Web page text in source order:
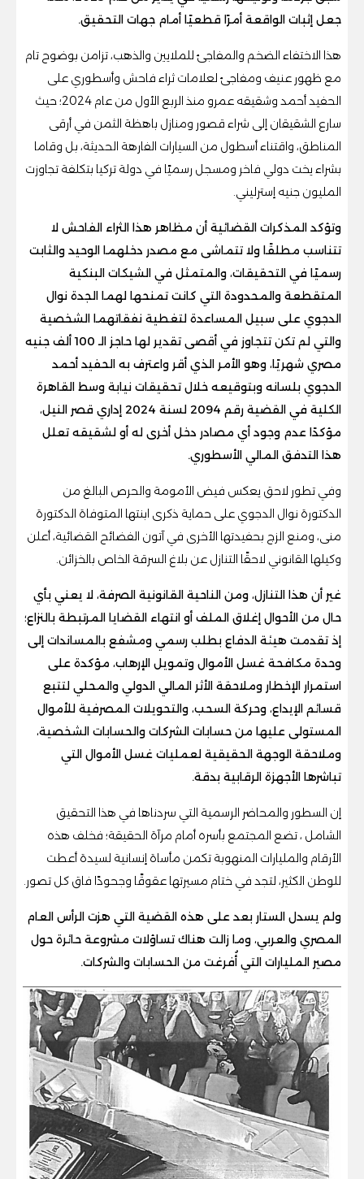
جعل إثبات الواقعة أمرًا قطعيًا أمام جهات التحقيق.
هذا الاختفاء الضخم والمفاجئ للملايين والذهب، تزامن بوضوح تام
مع ظهور عنيف ومفاجئ لعلامات ثراء فاحش وأسطوري على
الحفيد أحمد وشقيقه عمرو منذ الربع الأول من عام 2024؛ حيث
سارع الشقيقان إلى شراء قصور ومنازل باهظة الثمن في أرقى
المناطق، واقتناء أسطول من السيارات الفارهة الحديثة، بل وقاما
بشراء يخت دولي فاخر ومسجل رسميًا في دولة تركيا بتكلفة تجاوزت
المليون جنيه إسترليني.
وتؤكد المذكرات القضائية أن مظاهر هذا الثراء الفاحش لا
تتناسب مطلقًا ولا تتماشى مع مصدر دخلهما الوحيد والثابت
رسميًا في التحقيقات، والمتمثل في الشيكات البنكية
المتقطعة والمحدودة التي كانت تمنحها لهما الجدة نوال
الدجوي على سبيل المساعدة لتغطية نفقاتهما الشخصية
والتي لم تكن تتجاوز في أقصى تقدير لها حاجز الـ 100 ألف جنيه
مصري شهريًا، وهو الأمر الذي أقر واعترف به الحفيد أحمد
الدجوي بلسانه وبتوقيعه خلال تحقيقات نيابة وسط القاهرة
الكلية في القضية رقم 2094 لسنة 2024 إداري قصر النيل،
مؤكدًا عدم وجود أي مصادر دخل أخرى له أو لشقيقه تعلل
هذا التدفق المالي الأسطوري.
وفي تطور لاحق يعكس فيض الأمومة والحرص البالغ من
الدكتورة نوال الدجوي على حماية ذكرى ابنتها المتوفاة الدكتورة
منى، ومنع الزج بحفيدتها الأخرى في آتون الفضائح القضائية، أعلن
وكيلها القانوني لاحقًا التنازل عن بلاغ السرقة الخاص بالخزائن.
غير أن هذا التنازل، ومن الناحية القانونية الصرفة، لا يعني بأي
حال من الأحوال إغلاق الملف أو انتهاء القضايا المرتبطة بالنزاع؛
إذ تقدمت هيئة الدفاع بطلب رسمي ومشفع بالمساندات إلى
وحدة مكافحة غسل الأموال وتمويل الإرهاب، مؤكدة على
استمرار الإخطار وملاحقة الأثر المالي الدولي والمحلي لتتبع
قسائم الإيداع، وحركة السحب، والتحويلات المصرفية للأموال
المستولى عليها من حسابات الشركات والحسابات الشخصية،
وملاحقة الوجهة الحقيقية لعمليات غسل الأموال التي
تباشرها الأجهزة الرقابية بدقة.
إن السطور والمحاضر الرسمية التي سردناها في هذا التحقيق
الشامل ، تضع المجتمع بأسره أمام مرآة الحقيقة؛ فخلف هذه
الأرقام والمليارات المنهوبة تكمن مأساة إنسانية لسيدة أعطت
للوطن الكثير، لتجد في ختام مسيرتها عقوقًا وجحودًا فاق كل تصور.
ولم يسدل الستار بعد على هذه القضية التي هزت الرأس العام
المصري والعربي، وما زالت هناك تساؤلات مشروعة حائرة حول
مصير المليارات التي أُفرغت من الحسابات والشركات.